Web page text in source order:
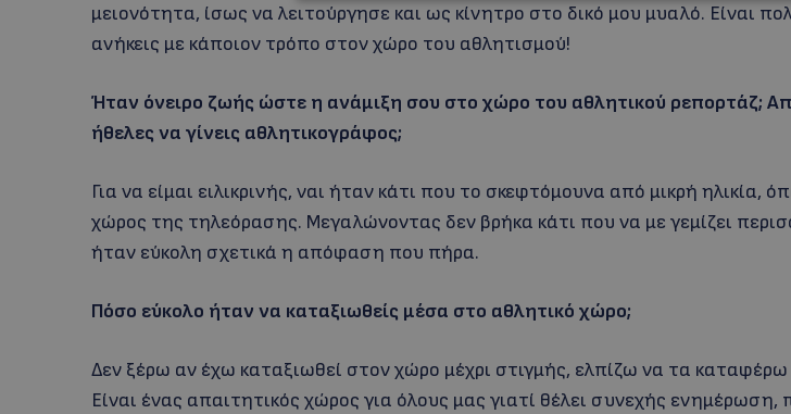
μειονότητα, ίσως να λειτούργησε και ως κίνητρο στο δικό μου μυαλό. Είναι
ανήκεις με κάποιον τρόπο στον χώρο του αθλητισμού!
Ήταν όνειρο ζωής ώστε η ανάμιξη σου στο χώρο του αθλητικού ρεπορτάζ;
ήθελες να γίνεις αθλητικογράφος;
Για να είμαι ειλικρινής, ναι ήταν κάτι που το σκεφτόμουνα από μικρή ηλικία,
χώρος της τηλεόρασης. Μεγαλώνοντας δεν βρήκα κάτι που να με γεμίζει
ήταν εύκολη σχετικά η απόφαση που πήρα.
Πόσο εύκολο ήταν να καταξιωθείς μέσα στο αθλητικό χώρο;
Δεν ξέρω αν έχω καταξιωθεί στον χώρο μέχρι στιγμής, ελπίζω να τα καταφέρω
Είναι ένας απαιτητικός χώρος για όλους μας γιατί θέλει συνεχής ενημέρωση,